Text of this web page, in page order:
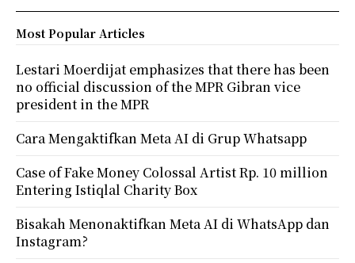
Most Popular Articles
Lestari Moerdijat emphasizes that there has been
no official discussion of the MPR Gibran vice
president in the MPR
Cara Mengaktifkan Meta AI di Grup Whatsapp
Case of Fake Money Colossal Artist Rp. 10 million
Entering Istiqlal Charity Box
Bisakah Menonaktifkan Meta AI di WhatsApp dan
Instagram?